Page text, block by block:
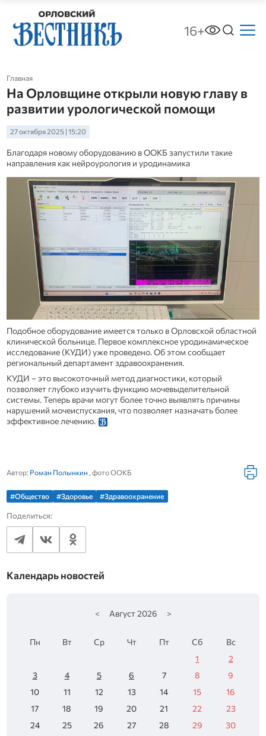
16+
Главная
На Орловщине открыли новую главу в
развитии урологической помощи
27 октября 2025 | 15:20
Благодаря новому оборудованию в ООКБ запустили такие
направления как нейроурология и уродинамика
Подобное оборудование имеется только в Орловской областной
клинической больнице. Первое комплексное уродинамическое
исследование (КУДИ) уже проведено. Об этом сообщает
региональный департамент здравоохранения.
КУДИ – это высокоточный метод диагностики, который
позволяет глубоко изучить функцию мочевыделительной
системы. Теперь врачи могут более точно выявлять причины
нарушений мочеиспускания, что позволяет назначать более
эффективное лечению.
Автор: Роман Полынкин , фото ООКБ
#Общество #Здоровье #Здравоохранение
Поделиться:
Календарь новостей
< Август 2026 >
Пн Вт Ср Чт Пт Сб
Вс
1
2
3
4 5 6 7 8
9
10
11 12 13 14 15
16
17
18 19 20 21 22
23
24
25 26 27 28 29
30